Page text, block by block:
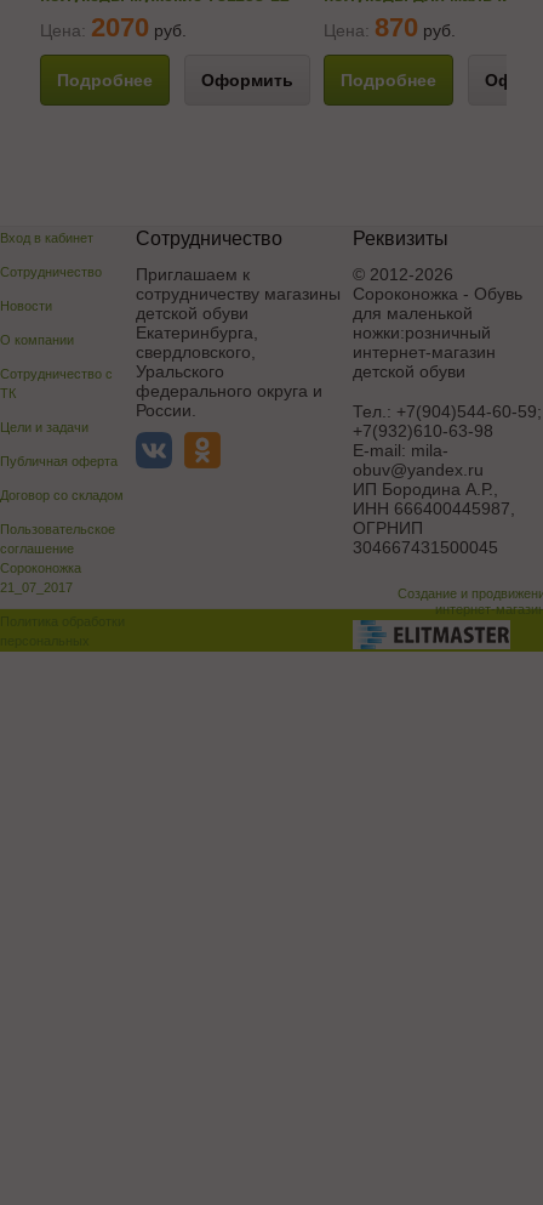
Цена: 2070 руб.
Подробнее Оформить
541016-12
Цена: 870 руб.
Подробнее
Вход в кабинет
Сотрудничество
Новости
О компании
Сотрудничество с
ТК
Цели и задачи
Публичная оферта
Договор со складом
Пользовательское
соглашение
Сороконожка
21_07_2017
Сотрудничество
Приглашаем к
сотрудничеству магазины
детской обуви
Екатеринбурга,
свердловского,
Уральского
федерального округа и
России.
Реквизиты
© 2012-2026
Сороконожка - Обувь
для маленькой
ножки:розничный
интернет-магазин
детской обуви
Тел.: +7(904)544-60-59;
+7(932)610-63-98
E-mail: mila-
obuv@yandex.ru
ИП Бородина А.Р.
ИНН 666400445987,
ОГРНИП
304667431500045
Создание и
интернет-